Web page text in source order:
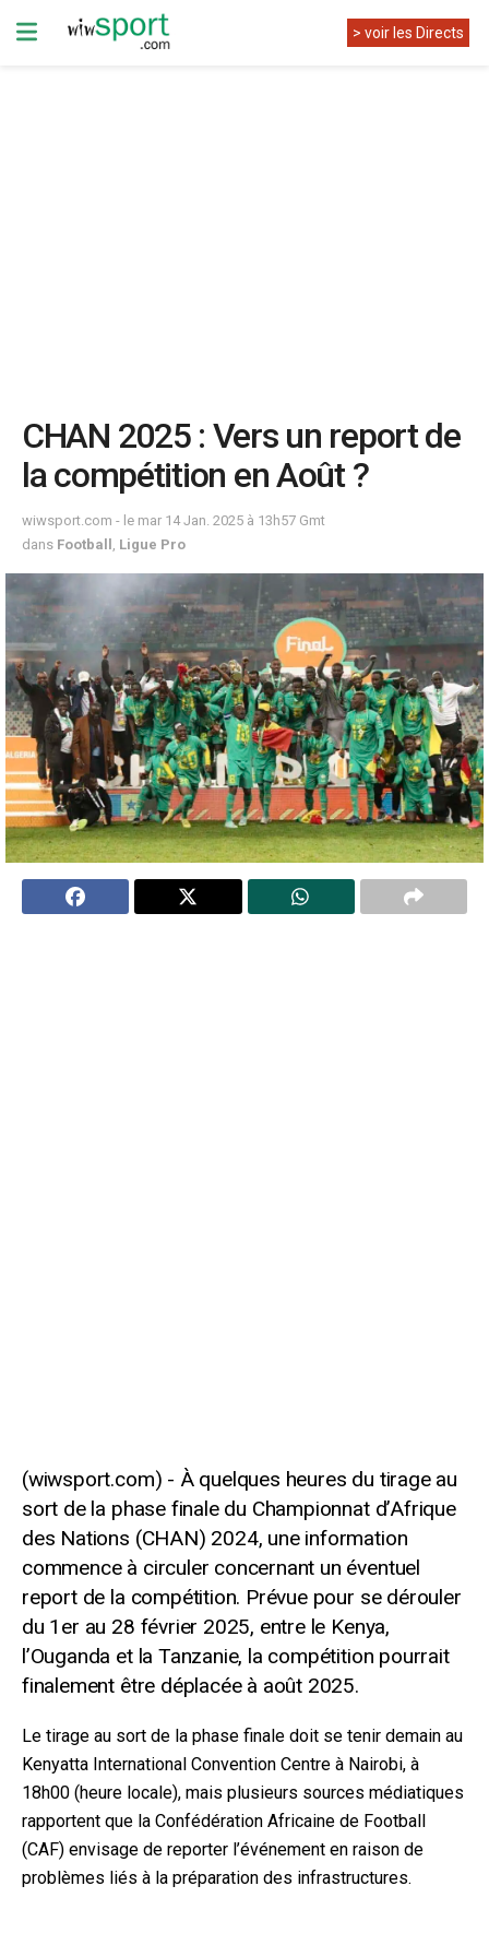
> voir les Directs
CHAN 2025 : Vers un report de
la compétition en Août ?
wiwsport.com - le mar 14 Jan. 2025 à 13h57 Gmt
dans Football Ligue Pro
À quelques heures du tirage au
sort de la phase finale du Championnat d’Afrique
des Nations (CHAN) 2024, une information
commence à circuler concernant un éventuel
report de la compétition. Prévue pour se dérouler
du 1er au 28 février 2025, entre le Kenya,
l’Ouganda et la Tanzanie, la compétition pourrait
finalement être déplacée à août 2025.
Le tirage au sort de la phase finale doit se tenir demain au
Kenyatta International Convention Centre à Nairobi, à
18h00 (heure locale), mais plusieurs sources médiatiques
rapportent que la Confédération Africaine de Football
(CAF) envisage de reporter l’événement en raison de
problèmes liés à la préparation des infrastructures.